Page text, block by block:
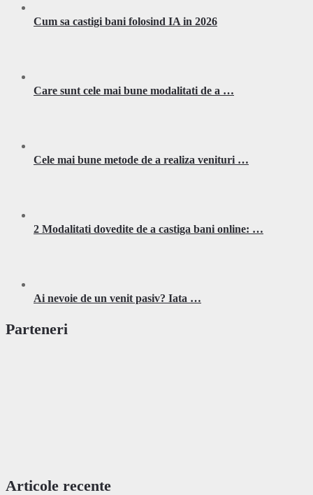
Cum sa castigi bani folosind IA in 2026
Care sunt cele mai bune modalitati de a …
Cele mai bune metode de a realiza venituri …
2 Modalitati dovedite de a castiga bani online: …
Ai nevoie de un venit pasiv? Iata …
Parteneri
Articole recente